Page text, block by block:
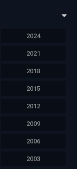
2024
2021
2018
2015
2012
2009
2006
2003